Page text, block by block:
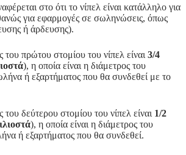
στο ότι το νίπελ είναι κατάλληλο για
για εφαρμογές σε σωληνώσεις, όπως
ή άρδευσης).
του πρώτου στομίου του νίπελ είναι 3/4
), η οποία είναι η διάμετρος του
ή εξαρτήματος που θα συνδεθεί με το
του δεύτερου στομίου του νίπελ είναι 1/2
), η οποία είναι η διάμετρος του
ή εξαρτήματος που θα συνδεθεί.